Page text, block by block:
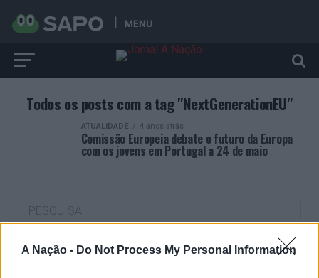
A Nação - Do Not Process My Personal Information
MENU
Todos os posts com a tag "NextGenerationEU"
ATUALIDADE 4 anos atrás
Comissão Europeia debate o futuro da Europa
com os jovens em Portugal a 24 de maio
ARTIGOS RECENTES